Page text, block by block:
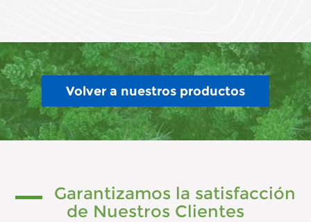
Volver a nuestros productos
Garantizamos la satisfacción
de Nuestros Clientes